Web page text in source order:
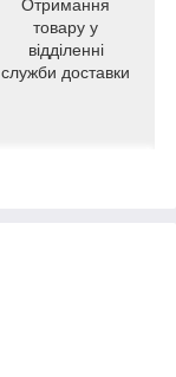
Отримання
товару у
відділенні
служби доставки